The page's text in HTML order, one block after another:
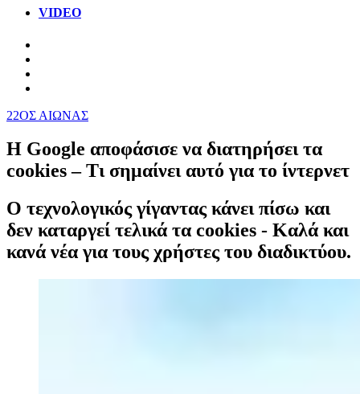
VIDEO
22ΟΣ ΑΙΩΝΑΣ
H Google αποφάσισε να διατηρήσει τα
cookies – Τι σημαίνει αυτό για το ίντερνετ
O τεχνολογικός γίγαντας κάνει πίσω και
δεν καταργεί τελικά τα cookies - Καλά και
κανά νέα για τους χρήστες του διαδικτύου.